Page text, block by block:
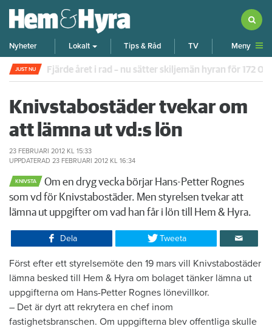
Nyheter Lokalt Tips & Råd TV Meny
JUST NU Fjärde året i rad – nu sätter skiljemän hyran för 172
Knivstabostäder tvekar om
att lämna ut vd:s lön
23 FEBRUARI 2012 KL 15:33
UPPDATERAD 23 FEBRUARI 2012 KL 16:34
KNIVSTA
Om en dryg vecka börjar Hans-Petter Rognes
som vd för Knivstabostäder. Men styrelsen tvekar att
lämna ut uppgifter om vad han får i lön till Hem & Hyra.
Dela Tweeta
Först efter ett styrelsemöte den 19 mars vill Knivstabostäder
lämna besked till Hem & Hyra om bolaget tänker lämna ut
uppgifterna om Hans-Petter Rognes lönevillkor.
– Det är dyrt att rekrytera en chef inom
fastighetsbranschen. Om uppgifterna blev offentliga skulle